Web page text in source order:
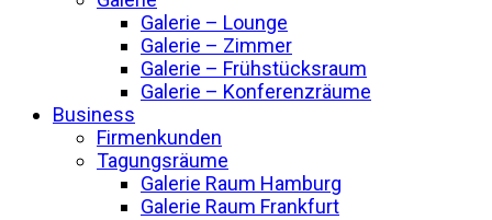
Galerie – Lounge
Galerie – Zimmer
Galerie – Frühstücksraum
Galerie – Konferenzräume
Business
Firmenkunden
Tagungsräume
Galerie Raum Hamburg
Galerie Raum Frankfurt